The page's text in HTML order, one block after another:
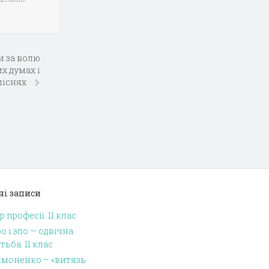
за волю
думах і
записи
професії. 11 клас
і зло — одвічна
11 клас
– «витязь